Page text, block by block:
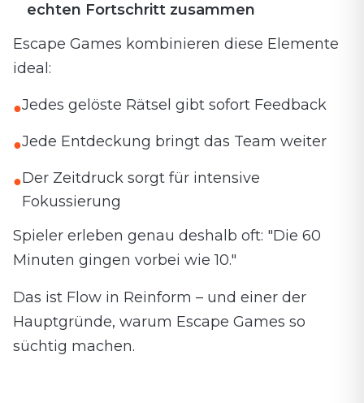
echten Fortschritt zusammen
Escape Games kombinieren diese Elemente
ideal:
●Jedes gelöste Rätsel gibt sofort Feedback
●Jede Entdeckung bringt das Team weiter
●Der Zeitdruck sorgt für intensive
Fokussierung
Spieler erleben genau deshalb oft: "Die 60
Minuten gingen vorbei wie 10."
Das ist Flow in Reinform – und einer der
Hauptgründe, warum Escape Games so
süchtig machen.